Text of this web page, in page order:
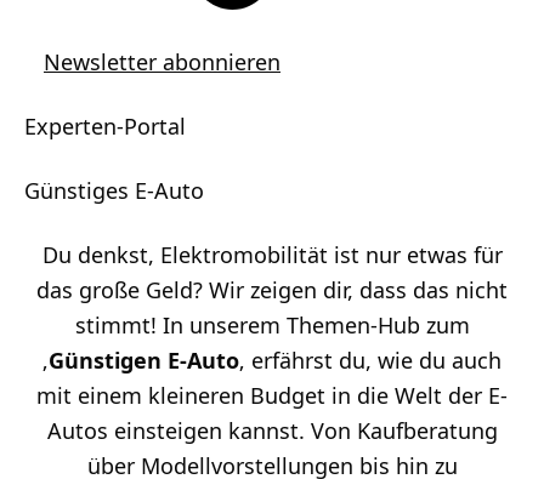
Newsletter abonnieren
Experten-Portal
Günstiges E-Auto
Du denkst, Elektromobilität ist nur etwas für
das große Geld? Wir zeigen dir, dass das nicht
stimmt! In unserem Themen-Hub zum
‚Günstigen E-Auto‚ erfährst du, wie du auch
mit einem kleineren Budget in die Welt der E-
Autos einsteigen kannst. Von Kaufberatung
über Modellvorstellungen bis hin zu